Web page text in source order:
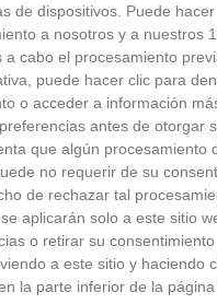
de dispositivos. Puede
a nosotros y a nuestros
a cabo el procesamiento
puede hacer clic para
o acceder a información
antes de otorgar
que algún procesamiento
no requerir de su
de rechazar tal
aplicarán solo a este sitio
o retirar su
a este sitio y haciendo
la parte inferior de la
del baño
eliminar la cal del